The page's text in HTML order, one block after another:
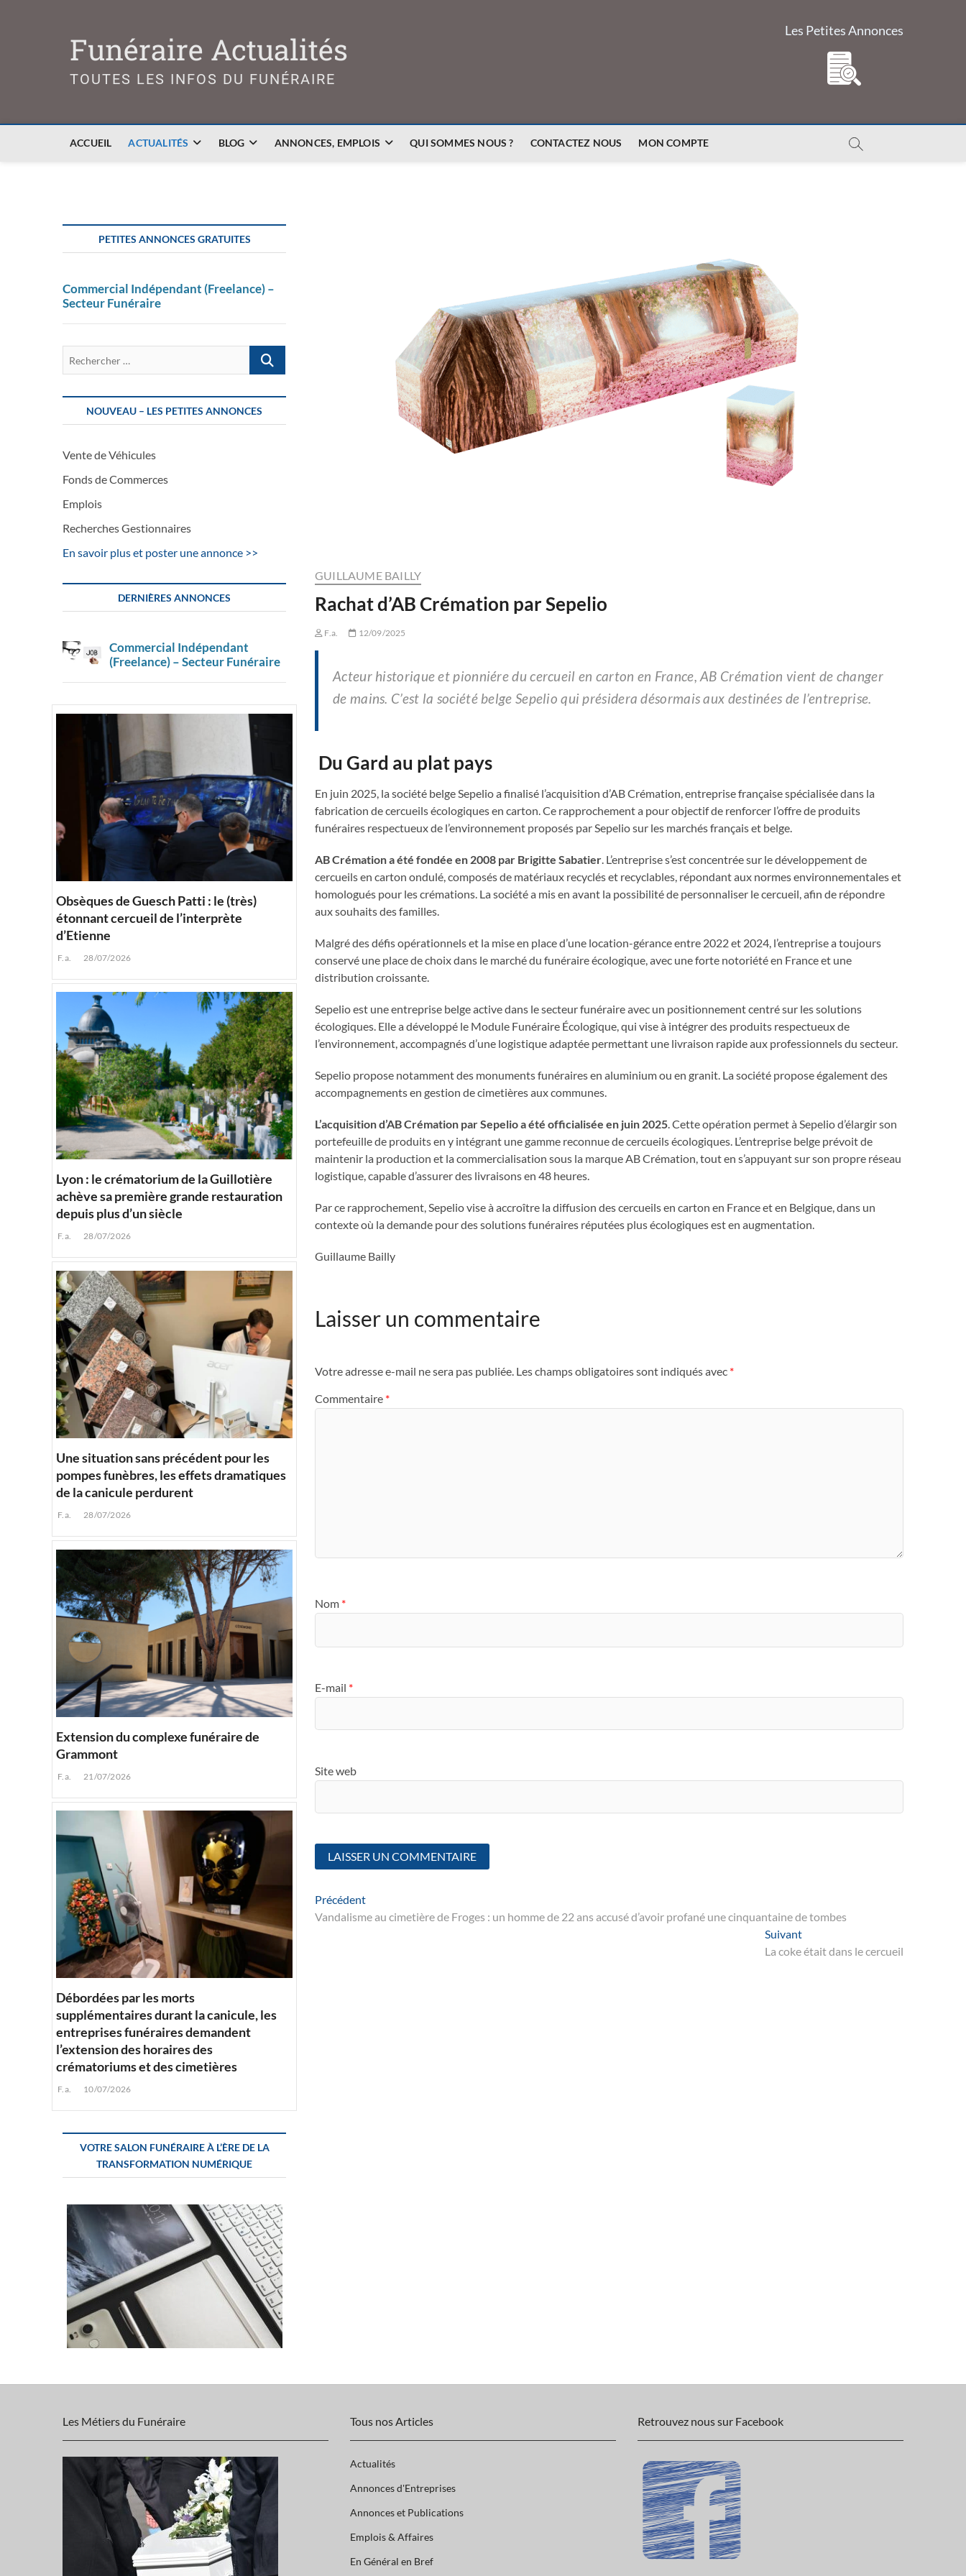
Funéraire Actualités
TOUTES LES INFOS DU FUNÉRAIRE
Les Petites Annonces
ACCUEIL ACTUALITÉS BLOG ANNONCES, EMPLOIS QUI SOMMES NOUS ? CONTACTEZ NOUS MON COMPTE
GUILLAUME BAILLY
Rachat d’AB Crémation par Sepelio
F.a. 12/09/2025
Acteur historique et pionniére du cercueil en carton en France, AB Crémation vient de changer
de mains. C’est la société belge Sepelio qui présidera désormais aux destinées de l’entreprise.
Du Gard au plat pays
En juin 2025, la société belge Sepelio a finalisé l’acquisition d’AB Crémation, entreprise française spécialisée dans la
fabrication de cercueils écologiques en carton. Ce rapprochement a pour objectif de renforcer l’offre de produits
funéraires respectueux de l’environnement proposés par Sepelio sur les marchés français et belge.
AB Crémation a été fondée en 2008 par Brigitte Sabatier. L’entreprise s’est concentrée sur le développement de
cercueils en carton ondulé, composés de matériaux recyclés et recyclables, répondant aux normes environnementales et
homologués pour les crémations. La société a mis en avant la possibilité de personnaliser le cercueil, afin de répondre
aux souhaits des familles.
Malgré des défis opérationnels et la mise en place d’une location-gérance entre 2022 et 2024, l’entreprise a toujours
conservé une place de choix dans le marché du funéraire écologique, avec une forte notoriété en France et une
distribution croissante.
Sepelio est une entreprise belge active dans le secteur funéraire avec un positionnement centré sur les solutions
écologiques. Elle a développé le Module Funéraire Écologique, qui vise à intégrer des produits respectueux de
l’environnement, accompagnés d’une logistique adaptée permettant une livraison rapide aux professionnels du secteur.
Sepelio propose notamment des monuments funéraires en aluminium ou en granit. La société propose également des
accompagnements en gestion de cimetières aux communes.
L’acquisition d’AB Crémation par Sepelio a été officialisée en juin 2025. Cette opération permet à Sepelio d’élargir son
portefeuille de produits en y intégrant une gamme reconnue de cercueils écologiques. L’entreprise belge prévoit de
maintenir la production et la commercialisation sous la marque AB Crémation, tout en s’appuyant sur son propre réseau
logistique, capable d’assurer des livraisons en 48 heures.
Par ce rapprochement, Sepelio vise à accroître la diffusion des cercueils en carton en France et en Belgique, dans un
contexte où la demande pour des solutions funéraires réputées plus écologiques est en augmentation.
Guillaume Bailly
Laisser un commentaire
Votre adresse e-mail ne sera pas publiée. Les champs obligatoires sont indiqués avec *
Commentaire *
Nom *
E-mail *
Site web
Navigation
de
PrécédentArticle
suivant
Vandalisme au cimetière de Froges : un homme de 22 ans accusé d’avoir profané une cinquantaine de tombes
SuivantSuivant
post:
La coke était dans le cercueil
PETITES ANNONCES GRATUITES
Commercial Indépendant (Freelance) –
Secteur Funéraire
Rechercher
NOUVEAU – LES PETITES ANNONCES
Vente de Véhicules
Fonds de Commerces
Emplois
Recherches Gestionnaires
En savoir plus et poster une annonce >>
DERNIÈRES ANNONCES
Commercial Indépendant
(Freelance) – Secteur Funéraire
Obsèques de Guesch Patti : le (très)
étonnant cercueil de l’interprète
d’Etienne
F.a. 28/07/2026
Lyon : le crématorium de la Guillotière
achève sa première grande restauration
depuis plus d’un siècle
F.a. 28/07/2026
Une situation sans précédent pour les
pompes funèbres, les effets dramatiques
de la canicule perdurent
F.a. 28/07/2026
Extension du complexe funéraire de
Grammont
F.a. 21/07/2026
Débordées par les morts
supplémentaires durant la canicule, les
entreprises funéraires demandent
l’extension des horaires des
crématoriums et des cimetières
F.a. 10/07/2026
VOTRE SALON FUNÉRAIRE À L’ÈRE DE LA
TRANSFORMATION NUMÉRIQUE
Les Métiers du Funéraire Tous nos Articles
Actualités
Annonces d'Entreprises
Annonces et Publications
Emplois & Affaires
En Général en Bref
Retrouvez nous sur Facebook